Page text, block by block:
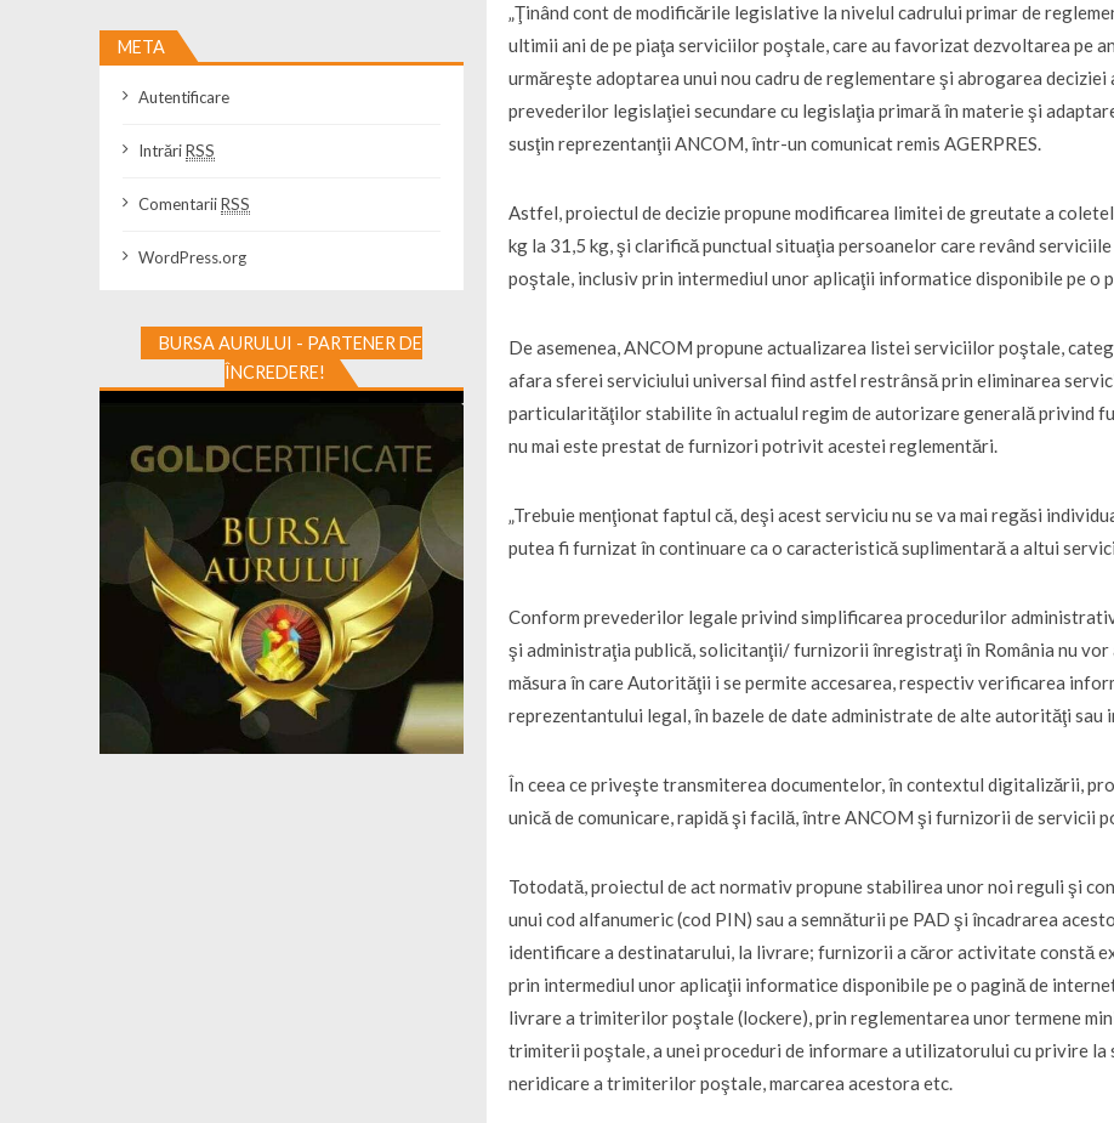
„Ţinând cont de modificările legislative la nivelul cadrului primar de
ultimii ani de pe piaţa serviciilor poştale, care au favorizat dezvoltarea pe
urmăreşte adoptarea unui nou cadru de reglementare şi abrogarea deciziei
prevederilor legislaţiei secundare cu legislaţia primară în materie şi
susţin reprezentanţii ANCOM, într-un comunicat remis AGERPRES.
Astfel, proiectul de decizie propune modificarea limitei de greutate a
kg la 31,5 kg, şi clarifică punctual situaţia persoanelor care revând
poştale, inclusiv prin intermediul unor aplicaţii informatice disponibile pe o
De asemenea, ANCOM propune actualizarea listei serviciilor poştale,
afara sferei serviciului universal fiind astfel restrânsă prin eliminarea
particularităţilor stabilite în actualul regim de autorizare generală privind
nu mai este prestat de furnizori potrivit acestei reglementări.
„Trebuie menţionat faptul că, deşi acest serviciu nu se va mai regăsi
putea fi furnizat în continuare ca o caracteristică suplimentară a altui
Conform prevederilor legale privind simplificarea procedurilor
şi administraţia publică, solicitanţii/ furnizorii înregistraţi în România nu vor
măsura în care Autorităţii i se permite accesarea, respectiv verificarea
reprezentantului legal, în bazele de date administrate de alte autorităţi sau
În ceea ce priveşte transmiterea documentelor, în contextul digitalizării,
unică de comunicare, rapidă şi facilă, între ANCOM şi furnizorii de servicii
Totodată, proiectul de act normativ propune stabilirea unor noi reguli şi
unui cod alfanumeric (cod PIN) sau a semnăturii pe PAD şi încadrarea
identificare a destinatarului, la livrare; furnizorii a căror activitate constă
prin intermediul unor aplicaţii informatice disponibile pe o pagină de
livrare a trimiterilor poştale (lockere), prin reglementarea unor termene
trimiterii poştale, a unei proceduri de informare a utilizatorului cu privire
neridicare a trimiterilor poştale, marcarea acestora etc.
META
Autentificare
IntrăriRSS
ComentariiRSS
WordPress.org
BURSA AURULUI - PARTENER DE
ÎNCREDERE!